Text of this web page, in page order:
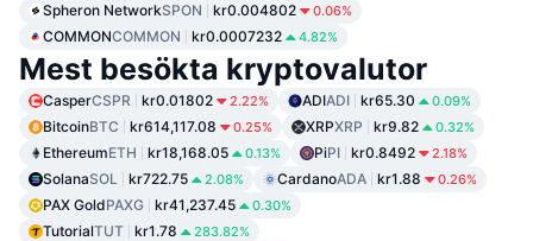
Spheron NetworkSPON kr0.004802 0.06%
COMMONCOMMON kr0.0007232 4.82%
Mest besökta kryptovalutor
CasperCSPR kr0.01802 2.22% ADIADI kr65.30 0.09%
BitcoinBTC kr614,117.08 0.25% XRPXRP kr9.82 0.32%
EthereumETH kr18,168.05 0.13% PiPI kr0.8492 2.18%
SolanaSOL kr722.75 2.08% CardanoADA kr1.88 0.26%
PAX GoldPAXG kr41,237.45 0.30%
TutorialTUT kr1.78 283.82%